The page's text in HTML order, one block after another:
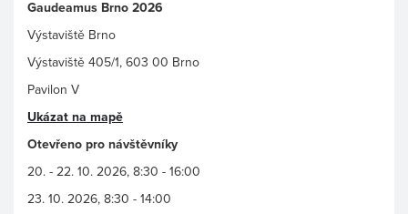
Gaudeamus Brno 2026
Výstaviště Brno
Výstaviště 405/1, 603 00 Brno
Pavilon V
Ukázat na mapě
Otevřeno pro návštěvníky
20. - 22. 10. 2026, 8:30 - 16:00
23. 10. 2026, 8:30 - 14:00